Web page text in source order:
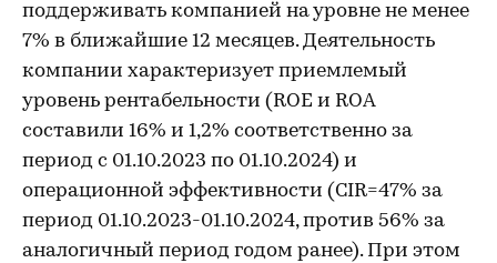
поддерживать компанией на уровне не менее
7% в ближайшие 12 месяцев. Деятельность
компании характеризует приемлемый
уровень рентабельности (ROE и ROA
составили 16% и 1,2% соответственно за
период с 01.10.2023 по 01.10.2024) и
операционной эффективности (CIR=47% за
период 01.10.2023-01.10.2024, против 56% за
аналогичный период годом ранее). При этом